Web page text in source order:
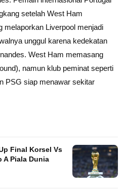
setelah West Ham
melaporkan Liverpool menjadi
unggul karena kedekatan
West Ham memasang
namun klub peminat seperti
PSG siap menawar sekitar
Final Korsel Vs
A Piala Dunia